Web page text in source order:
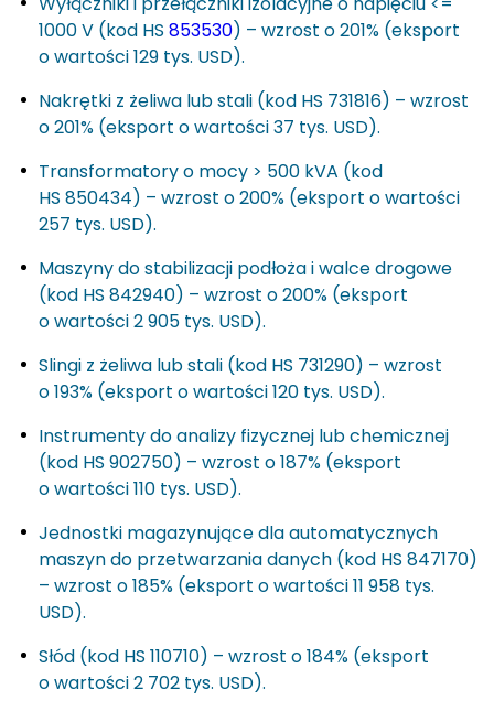
1000 V (kod HS 853530) – wzrost o 201% (eksport
o wartości 129 tys. USD).
Nakrętki z żeliwa lub stali (kod HS 731816) – wzrost
o 201% (eksport o wartości 37 tys. USD).
Transformatory o mocy > 500 kVA (kod
HS 850434) – wzrost o 200% (eksport o wartości
257 tys. USD).
Maszyny do stabilizacji podłoża i walce drogowe
(kod HS 842940) – wzrost o 200% (eksport
o wartości 2 905 tys. USD).
Slingi z żeliwa lub stali (kod HS 731290) – wzrost
o 193% (eksport o wartości 120 tys. USD).
Instrumenty do analizy fizycznej lub chemicznej
(kod HS 902750) – wzrost o 187% (eksport
o wartości 110 tys. USD).
Jednostki magazynujące dla automatycznych
maszyn do przetwarzania danych (kod HS 847170)
– wzrost o 185% (eksport o wartości 11 958 tys.
USD).
Słód (kod HS 110710) – wzrost o 184% (eksport
o wartości 2 702 tys. USD).